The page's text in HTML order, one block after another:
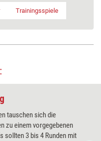
Trainingsspiele
tauschen sich die
zu einem vorgegebenen
sollten 3 bis 4 Runden mit